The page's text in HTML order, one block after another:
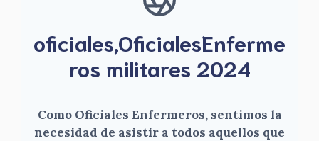
oficiales,OficialesEnferme
ros militares 2024
Como Oficiales Enfermeros, sentimos la
necesidad de asistir a todos aquellos que